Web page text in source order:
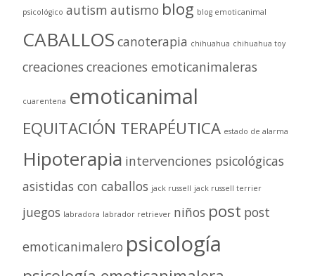
psicológico autism autismo blog blog emoticanimal
CABALLOS canoterapia chihuahua chihuahua toy
creaciones creaciones emoticanimaleras
cuarentena emoticanimal
EQUITACIÓN TERAPÉUTICA estado de alarma
Hipoterapia intervenciones psicológicas
asistidas con caballos jack russell jack russell terrier
juegos labradora labrador retriever niños post post
emoticanimalero psicología